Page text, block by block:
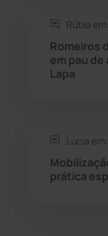
Tanhaçu
Rúbia em:
Romeiros
em pau de
Lapa
Lúcia em:
prática